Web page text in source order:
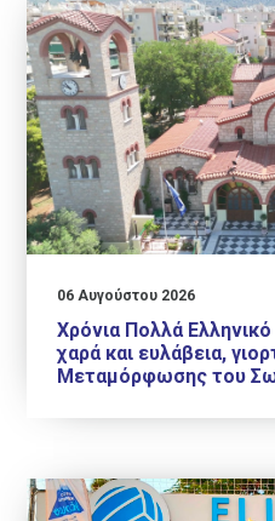
06 Αυγούστου 2026
Χρόνια Πολλά
χαρά και ευλάβεια,
Μεταμόρφωσης του